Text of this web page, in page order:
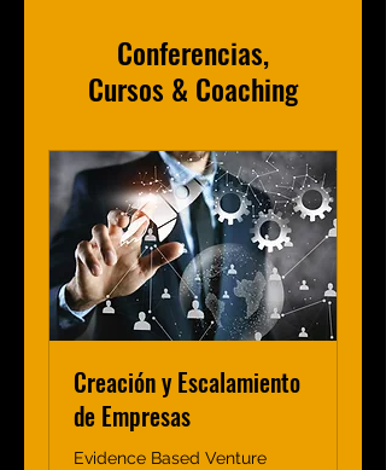
Conferencias,
Cursos & Coaching
Creación y Escalamiento
de Empresas
Evidence Based Venture